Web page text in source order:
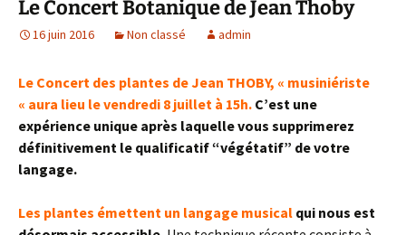
Le Concert Botanique de Jean Thoby
16 juin 2016 Non classé admin
Le Concert des plantes de Jean THOBY, « musiniériste
« aura lieu le vendredi 8 juillet à 15h. C’est une
expérience unique après laquelle vous supprimerez
définitivement le qualificatif “végétatif” de votre
langage.
Les plantes émettent un langage musical qui nous est